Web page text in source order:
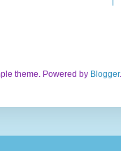
theme. Powered by Blogger.